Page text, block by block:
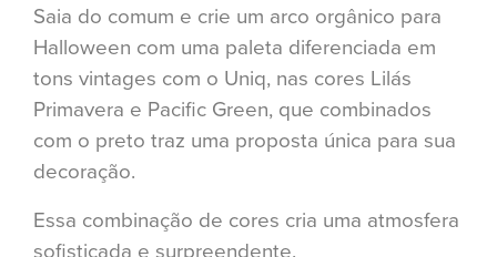
Saia do comum e crie um arco orgânico para
Halloween com uma paleta diferenciada em
tons vintages com o Uniq, nas cores Lilás
Primavera e Pacific Green, que combinados
com o preto traz uma proposta única para sua
decoração.
Essa combinação de cores cria uma atmosfera
sofisticada e surpreendente.